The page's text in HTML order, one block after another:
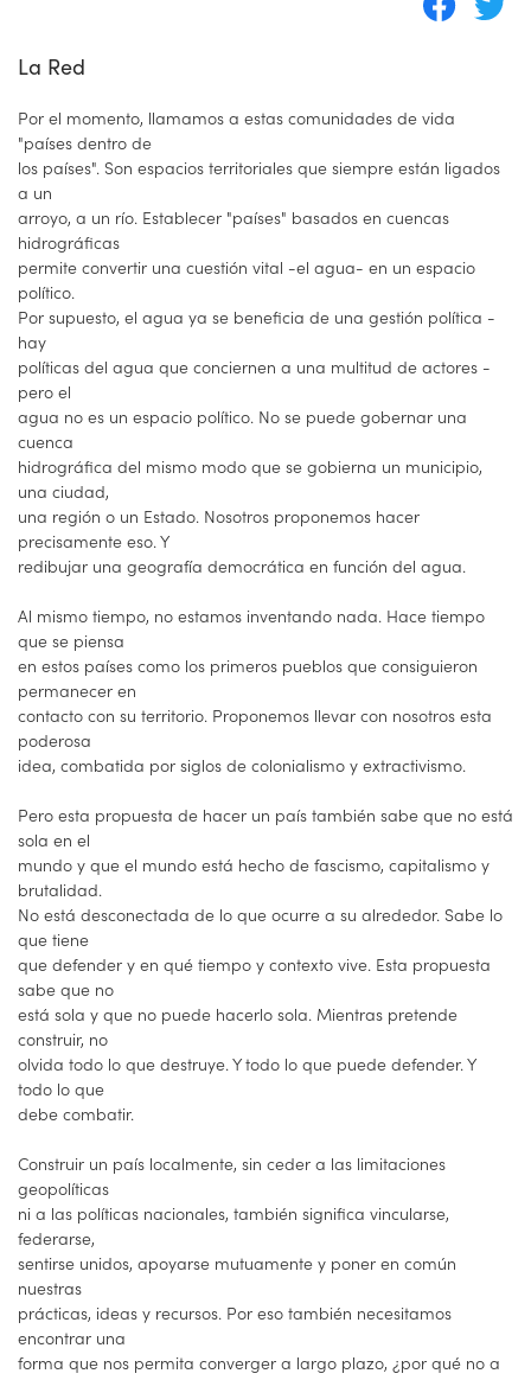
La Red
Por el momento, llamamos a estas comunidades de vida
"países dentro de
los países". Son espacios territoriales que siempre están ligados
a un
arroyo, a un río. Establecer "países" basados en cuencas
hidrográficas
permite convertir una cuestión vital -el agua- en un espacio
político.
Por supuesto, el agua ya se beneficia de una gestión política -
hay
políticas del agua que conciernen a una multitud de actores -
pero el
agua no es un espacio político. No se puede gobernar una
cuenca
hidrográfica del mismo modo que se gobierna un municipio,
una ciudad,
una región o un Estado. Nosotros proponemos hacer
precisamente eso. Y
redibujar una geografía democrática en función del agua.
Al mismo tiempo, no estamos inventando nada. Hace tiempo
que se piensa
en estos países como los primeros pueblos que consiguieron
permanecer en
contacto con su territorio. Proponemos llevar con nosotros esta
poderosa
idea, combatida por siglos de colonialismo y extractivismo.
Pero esta propuesta de hacer un país también sabe que no está
sola en el
mundo y que el mundo está hecho de fascismo, capitalismo y
brutalidad.
No está desconectada de lo que ocurre a su alrededor. Sabe lo
que tiene
que defender y en qué tiempo y contexto vive. Esta propuesta
sabe que no
está sola y que no puede hacerlo sola. Mientras pretende
construir, no
olvida todo lo que destruye. Y todo lo que puede defender. Y
todo lo que
debe combatir.
Construir un país localmente, sin ceder a las limitaciones
geopolíticas
ni a las políticas nacionales, también significa vincularse,
federarse,
sentirse unidos, apoyarse mutuamente y poner en común
nuestras
prácticas, ideas y recursos. Por eso también necesitamos
encontrar una
forma que nos permita converger a largo plazo, ¿por qué no a